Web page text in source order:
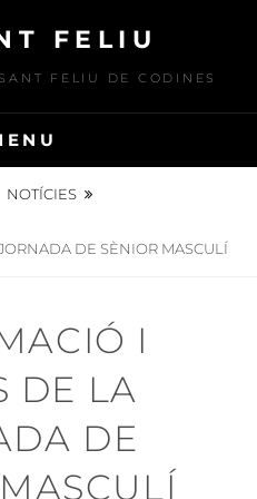
FELIU
FELIU DE CODINES
NOTÍCIES
DE SÈNIOR MASCULÍ
I
DE LA
DE